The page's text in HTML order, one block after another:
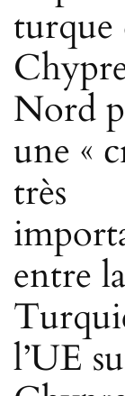
turque
Nord
une «
très
entre la
l’UE